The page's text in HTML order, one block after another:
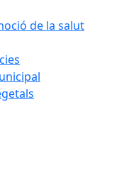
de la salut